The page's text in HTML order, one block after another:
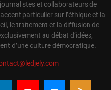
et collaborateurs de
particulier sur l’éthique et la
le traitement et la diffusion de
au débat d’idées,
d’une culture démocratique.